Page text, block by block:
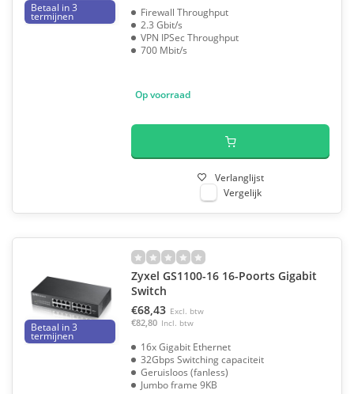
Betaal in 3
termijnen
Firewall Throughput
2.3 Gbit/s
VPN IPSec Throughput
700 Mbit/s
Op voorraad
Verlanglijst
Vergelijk
Betaal in 3
termijnen
Zyxel GS1100-16 16-Poorts Gigabit
Switch
€68,43 Excl. btw
€82,80 Incl. btw
16x Gigabit Ethernet
32Gbps Switching capaciteit
Geruisloos (fanless)
Jumbo frame 9KB